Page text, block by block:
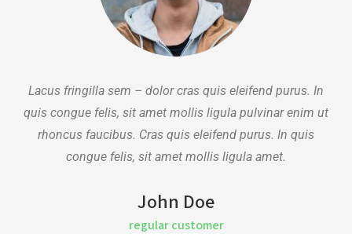
Lacus fringilla sem – dolor cras quis eleifend purus. In
quis congue felis, sit amet mollis ligula pulvinar enim ut
rhoncus faucibus. Cras quis eleifend purus. In quis
congue felis, sit amet mollis ligula amet.
John Doe
regular customer